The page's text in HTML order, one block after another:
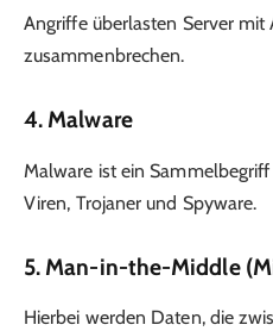
Angriffe überlasten Server mit
zusammenbrechen.
4. Malware
Malware ist ein
Viren, Trojaner und Spyware.
5. Man-in-the-Middle
Hierbei werden Daten, die